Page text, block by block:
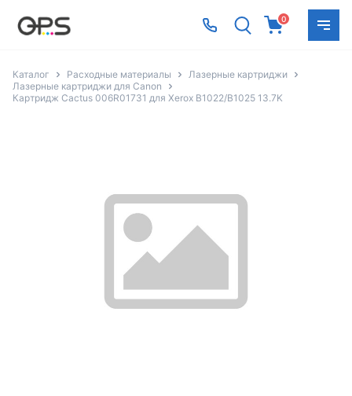
0
Каталог Расходные материалы
Лазерные картриджи
Лазерные картриджи для Canon
Картридж Cactus 006R01731 для Xerox B1022/B1025 13.7K